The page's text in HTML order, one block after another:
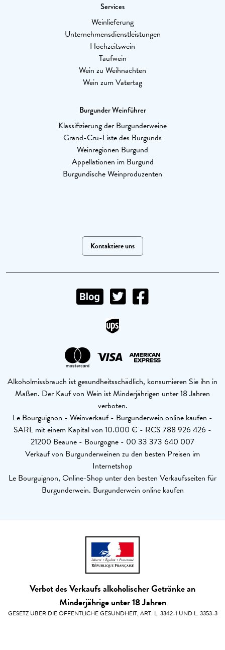
Services
Weinlieferung
Unternehmensdienstleistungen
Hochzeitswein
Taufwein
Wein zu Weihnachten
Wein zum Vatertag
Burgunder Weinführer
Klassifizierung der Burgunderweine
Grand-Cru-Liste des Burgunds
Weinregionen Burgund
Appellationen im Burgund
Burgundische Weinproduzenten
Kontaktiere uns
Alkoholmissbrauch ist gesundheitsschädlich, konsumieren Sie ihn in
Maßen. Der Kauf von Wein ist Minderjährigen unter 18 Jahren
verboten.
Le Bourguignon - Weinverkauf - Burgunderwein online kaufen -
SARL mit einem Kapital von 10.000 € - RCS 788 926 426 -
21200 Beaune - Bourgogne - 00 33 373 640 007
Verkauf von Burgunderweinen zu den besten Preisen im
Internetshop
Le Bourguignon, Online-Shop unter den besten Verkaufsseiten für
Burgunderwein. Burgunderwein online kaufen
Verbot des Verkaufs alkoholischer Getränke an
Minderjährige unter 18 Jahren
GESETZ ÜBER DIE ÖFFENTLICHE GESUNDHEIT, ART. L. 3342-1 UND L. 3353-3